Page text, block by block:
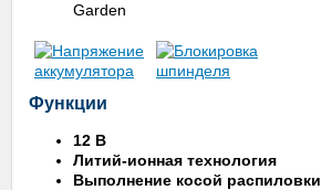
Garden
Функции
12 В
Литий-ионная технология
Выполнение косой распиловки